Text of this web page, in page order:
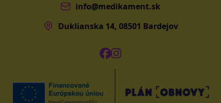
info@medikament.sk
Duklianska 14, 08501 Bardejov